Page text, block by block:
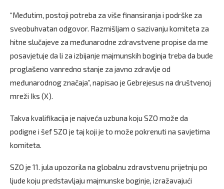
“Međutim, postoji potreba za više finansiranja i podrške za
sveobuhvatan odgovor. Razmišljam o sazivanju komiteta za
hitne slučajeve za međunarodne zdravstvene propise da me
posavjetuje da li za izbijanje majmunskih boginja treba da bude
proglašeno vanredno stanje za javno zdravlje od
međunarodnog značaja”, napisao je Gebrejesus na društvenoj
mreži Iks (X).
Takva kvalifikacija je najveća uzbuna koju SZO može da
podigne i šef SZO je taj koji je to može pokrenuti na savjetima
komiteta.
SZO je 11. jula upozorila na globalnu zdravstvenu prijetnju po
ljude koju predstavljaju majmunske boginje, izražavajući